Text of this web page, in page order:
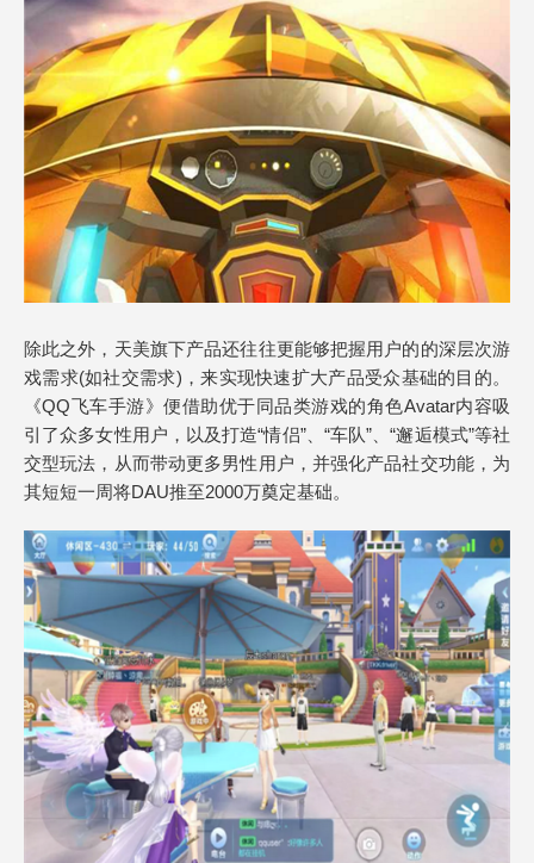
除此之外，天美旗下产品还往往更能够把握用户的的深层次游
戏需求(如社交需求)，来实现快速扩大产品受众基础的目的。
《QQ飞车手游》便借助优于同品类游戏的角色Avatar内容吸
引了众多女性用户，以及打造“情侣”、“车队”、“邂逅模式”等社
交型玩法，从而带动更多男性用户，并强化产品社交功能，为
其短短一周将DAU推至2000万奠定基础。